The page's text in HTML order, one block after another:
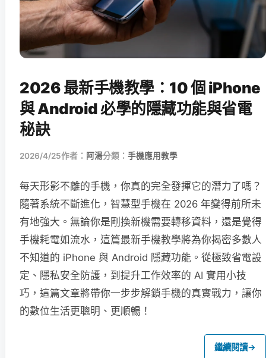
2026 最新手機教學：10 個 iPhone
與 Android 必學的隱藏功能與省電
秘訣
2026/4/25作者： 阿湯分類： 手機應用教學
每天形影不離的手機，你真的完全發揮它的潛力了嗎？
隨著系統不斷進化，智慧型手機在 2026 年變得前所未
有地強大。無論你是剛換新機需要轉移資料，還是覺得
手機耗電如流水，這篇最新手機教學將為你揭密多數人
不知道的 iPhone 與 Android 隱藏功能。從極致省電設
定、隱私安全防護，到提升工作效率的 AI 實用小技
巧，這篇文章將帶你一步步解鎖手機的真實戰力，讓你
的數位生活更聰明、更順暢！
繼續閱讀→